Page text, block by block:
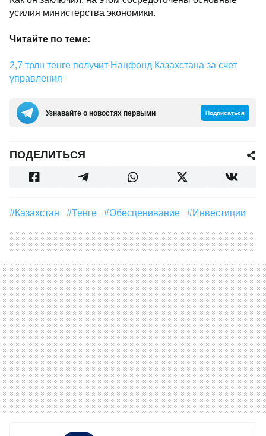
усилия министерства экономики.
Читайте по теме:
2,7 трлн тенге получит Нацфонд Казахстана за счет
управления
Узнавайте о новостях первыми Подписаться
ПОДЕЛИТЬСЯ
#Казахстан #Тенге #обесценивание #Инвестиции